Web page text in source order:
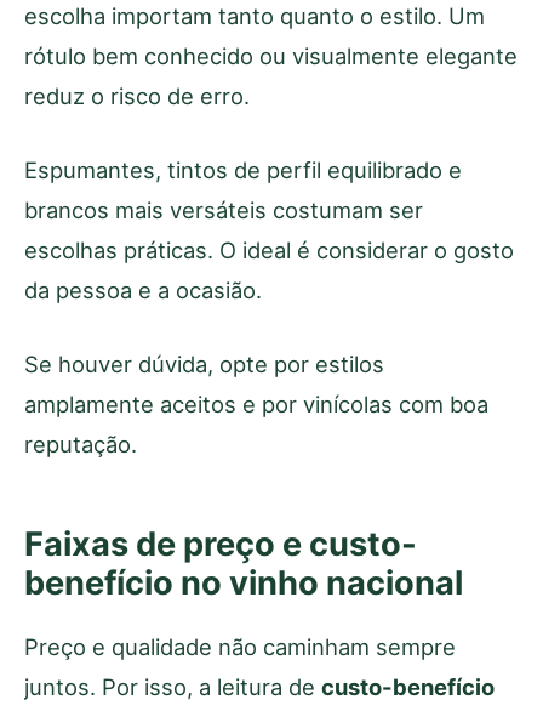
escolha importam tanto quanto o estilo. Um
rótulo bem conhecido ou visualmente elegante
reduz o risco de erro.
Espumantes, tintos de perfil equilibrado e
brancos mais versáteis costumam ser
escolhas práticas. O ideal é considerar o gosto
da pessoa e a ocasião.
Se houver dúvida, opte por estilos
amplamente aceitos e por vinícolas com boa
reputação.
Faixas de preço e custo-
benefício no vinho nacional
Preço e qualidade não caminham sempre
juntos. Por isso, a leitura de custo-benefício